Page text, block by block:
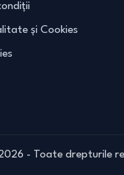
și Cookies
- Toate drepturile